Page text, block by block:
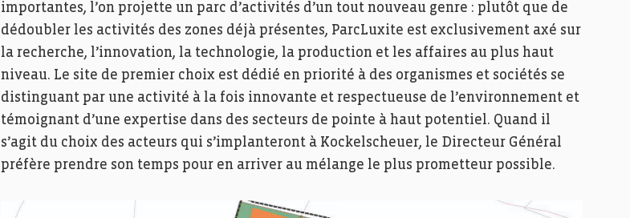
importantes, l’on projette un parc d’activités d’un tout nouveau genre : plutôt que de
dédoubler les activités des zones déjà présentes, ParcLuxite est exclusivement axé sur
la recherche, l’innovation, la technologie, la production et les affaires au plus haut
niveau. Le site de premier choix est dédié en priorité à des organismes et sociétés se
distinguant par une activité à la fois innovante et respectueuse de l’environnement et
témoignant d’une expertise dans des secteurs de pointe à haut potentiel. Quand il
s’agit du choix des acteurs qui s’implanteront à Kockelscheuer, le Directeur Général
préfère prendre son temps pour en arriver au mélange le plus prometteur possible.